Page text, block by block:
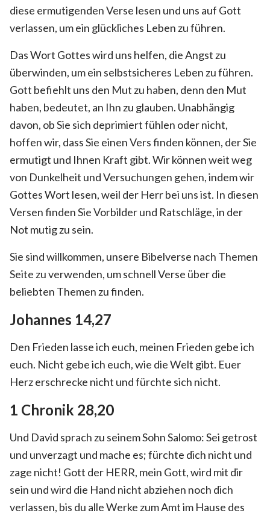
diese ermutigenden Verse lesen und uns auf Gott
verlassen, um ein glückliches Leben zu führen.
Das Wort Gottes wird uns helfen, die Angst zu
überwinden, um ein selbstsicheres Leben zu führen.
Gott befiehlt uns den Mut zu haben, denn den Mut
haben, bedeutet, an Ihn zu glauben. Unabhängig
davon, ob Sie sich deprimiert fühlen oder nicht,
hoffen wir, dass Sie einen Vers finden können, der Sie
ermutigt und Ihnen Kraft gibt. Wir können weit weg
von Dunkelheit und Versuchungen gehen, indem wir
Gottes Wort lesen, weil der Herr bei uns ist. In diesen
Versen finden Sie Vorbilder und Ratschläge, in der
Not mutig zu sein.
Sie sind willkommen, unsere Bibelverse nach Themen
Seite zu verwenden, um schnell Verse über die
beliebten Themen zu finden.
Johannes 14,27
Den Frieden lasse ich euch, meinen Frieden gebe ich
euch. Nicht gebe ich euch, wie die Welt gibt. Euer
Herz erschrecke nicht und fürchte sich nicht.
1 Chronik 28,20
Und David sprach zu seinem Sohn Salomo: Sei getrost
und unverzagt und mache es; fürchte dich nicht und
zage nicht! Gott der HERR, mein Gott, wird mit dir
sein und wird die Hand nicht abziehen noch dich
verlassen, bis du alle Werke zum Amt im Hause des